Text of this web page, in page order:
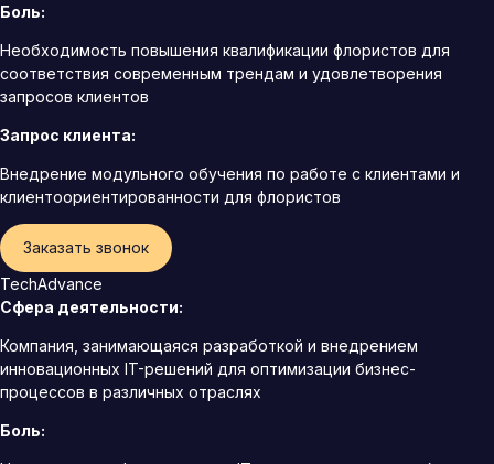
Боль:
Необходимость повышения квалификации флористов для
соответствия современным трендам и удовлетворения
запросов клиентов
Запрос клиента:
Внедрение модульного обучения по работе с клиентами и
клиентоориентированности для флористов
Заказать звонок
TechAdvance
Сфера деятельности:
Компания, занимающаяся разработкой и внедрением
инновационных IT-решений для оптимизации бизнес-
процессов в различных отраслях
Боль: